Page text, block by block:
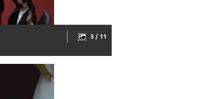
3 / 11